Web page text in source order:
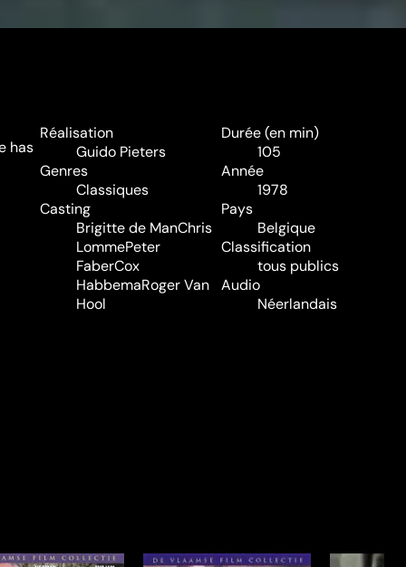
has
Réalisation
Guido Pieters
Genres
Classiques
Casting
Brigitte de ManChris
LommePeter
FaberCox
HabbemaRoger Van
Hool
Durée (en min)
105
Année
1978
Pays
Belgique
Classification
tous publics
Audio
Néerlandais